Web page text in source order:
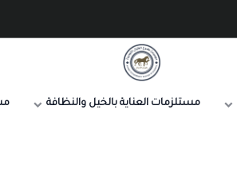
صيدلية طموح الخيال
مستلزمات العناية بالخيل والنظافة